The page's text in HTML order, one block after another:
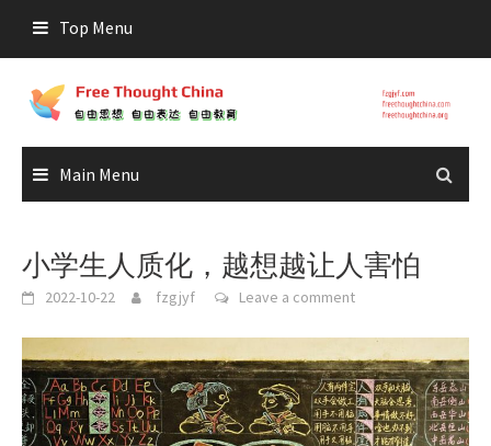
content
Top Menu
Main Menu
小学生人质化，越想越让人害怕
2022-10-22 fzgjyf Leave a comment